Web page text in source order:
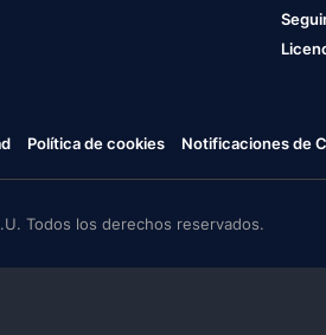
Política de cookies Notificaciones de
Todos los derechos reservados.